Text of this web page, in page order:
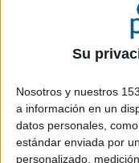
Su
Nosotros y nuestros
a información en un
datos personales,
estándar enviada por
personalizado,
Contacto: Juan
Móvil: 655 89 11